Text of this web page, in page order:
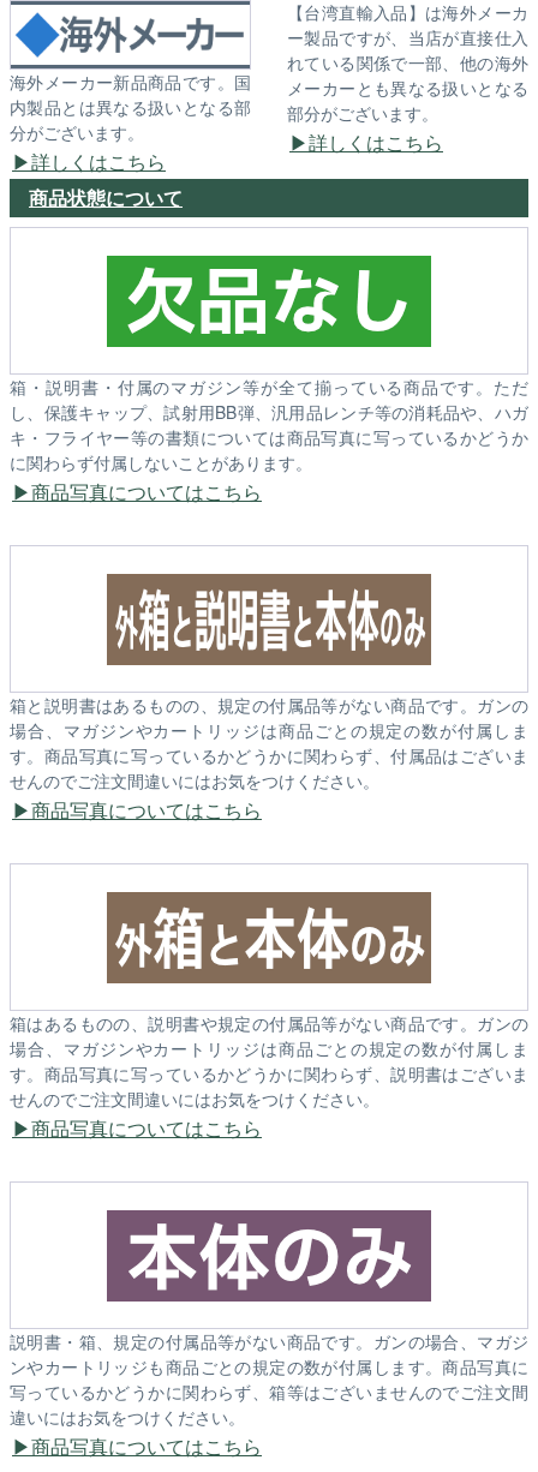
海外メーカー新品商品です。国
内製品とは異なる扱いとなる部
分がございます。
詳しくはこちら
【台湾直輸入品】は海外メーカ
ー製品ですが、当店が直接仕入
れている関係で一部、他の海外
メーカーとも異なる扱いとなる
部分がございます。
詳しくはこちら
商品状態について
箱・説明書・付属のマガジン等が全て揃っている商品です。ただ
し、保護キャップ、試射用BB弾、汎用品レンチ等の消耗品や、ハガ
キ・フライヤー等の書類については商品写真に写っているかどうか
に関わらず付属しないことがあります。
商品写真についてはこちら
箱と説明書はあるものの、規定の付属品等がない商品です。ガンの
場合、マガジンやカートリッジは商品ごとの規定の数が付属しま
す。商品写真に写っているかどうかに関わらず、付属品はございま
せんのでご注文間違いにはお気をつけください。
商品写真についてはこちら
箱はあるものの、説明書や規定の付属品等がない商品です。ガンの
場合、マガジンやカートリッジは商品ごとの規定の数が付属しま
す。商品写真に写っているかどうかに関わらず、説明書はございま
せんのでご注文間違いにはお気をつけください。
商品写真についてはこちら
説明書・箱、規定の付属品等がない商品です。ガンの場合、マガジ
ンやカートリッジも商品ごとの規定の数が付属します。商品写真に
写っているかどうかに関わらず、箱等はございませんのでご注文間
違いにはお気をつけください。
商品写真についてはこちら